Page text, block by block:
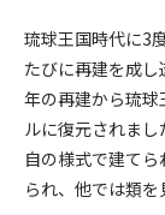
琉球王国時代に3
たびに再建を成
年の再建から琉
ルに復元されま
自の様式で建て
られ、他では類を